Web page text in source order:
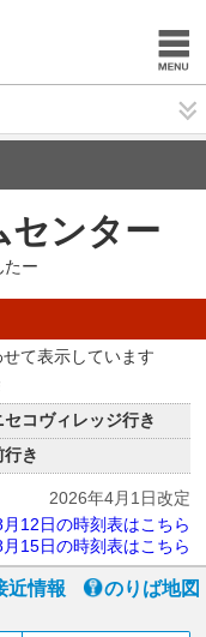
センター
たー
て表示しています
セコヴィレッジ行き
き
2026年4月1日改定
12日の時刻表はこちら
15日の時刻表はこちら
近情報 のりば地図